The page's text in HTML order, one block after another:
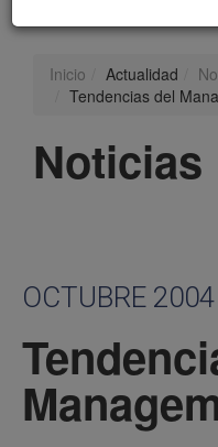
Inicio Actualidad
Tendencias del
Noticias
OCTUBRE 2004